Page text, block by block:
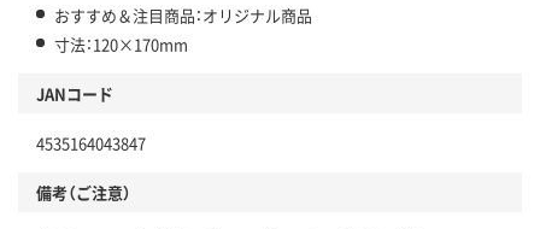
おすすめ＆注目商品：オリジナル商品
寸法：120×170mm
JANコード
4535164043847
備考（ご注意）